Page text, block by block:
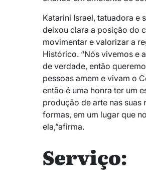
Katarini Israel, tatuadora e
deixou clara a posição do
movimentar e valorizar a
Histórico. “Nós vivemos e
de verdade, então
pessoas amem e vivam o
então é uma honra ter um
produção de arte nas suas
formas, em um lugar que
ela,”afirma.
Serviço: